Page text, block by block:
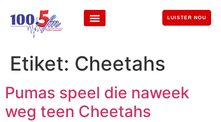
LUISTER NOU
Etiket: Cheetahs
Pumas speel die naweek
weg teen Cheetahs